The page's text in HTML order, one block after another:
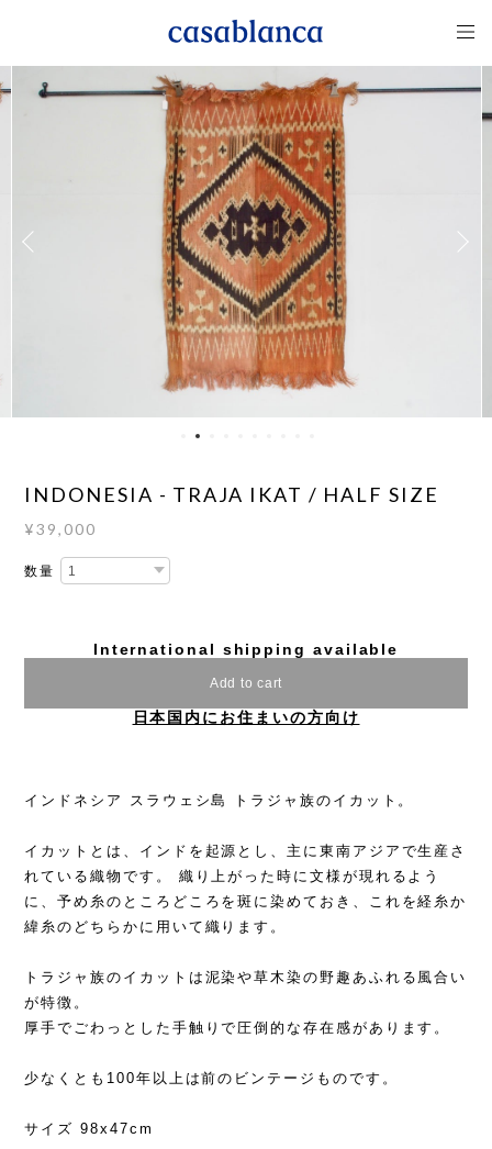
INDONESIA - TRAJA IKAT / HALF SIZE
¥39,000
数量
International shipping available
Add to cart
日本国内にお住まいの方向け
インドネシア スラウェシ島 トラジャ族のイカット。
イカットとは、インドを起源とし、主に東南アジアで生産さ
れている織物です。 織り上がった時に文様が現れるよう
に、予め糸のところどころを斑に染めておき、これを経糸か
緯糸のどちらかに用いて織ります。
トラジャ族のイカットは泥染や草木染の野趣あふれる風合い
が特徴。
厚手でごわっとした手触りで圧倒的な存在感があります。
少なくとも100年以上は前のビンテージものです。
サイズ 98x47cm